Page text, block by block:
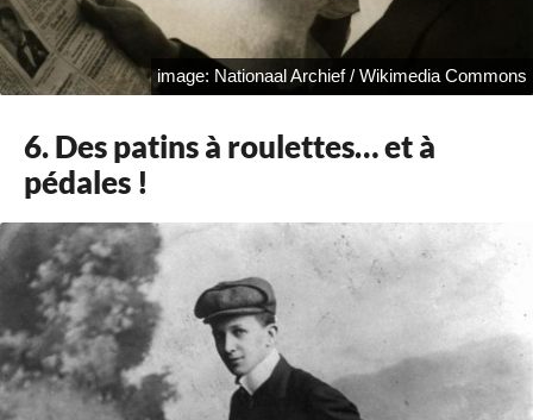
image: Nationaal Archief / Wikimedia Commons
6. Des patins à roulettes… et à
pédales !